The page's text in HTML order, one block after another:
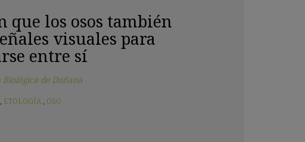
que los osos también
visuales para
entre sí
Biológica de Doñana
, ETOLOGÍA, OSO